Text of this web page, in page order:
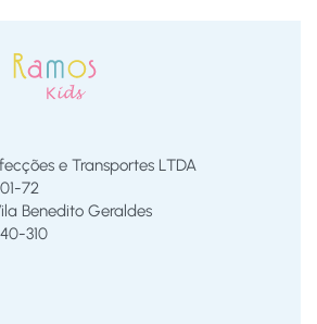
e Transportes LTDA
72
Benedito Geraldes
310